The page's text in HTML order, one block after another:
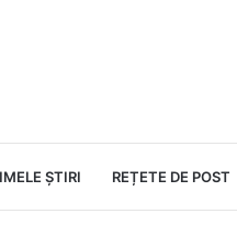
ȘTIRI REȚETE DE POST